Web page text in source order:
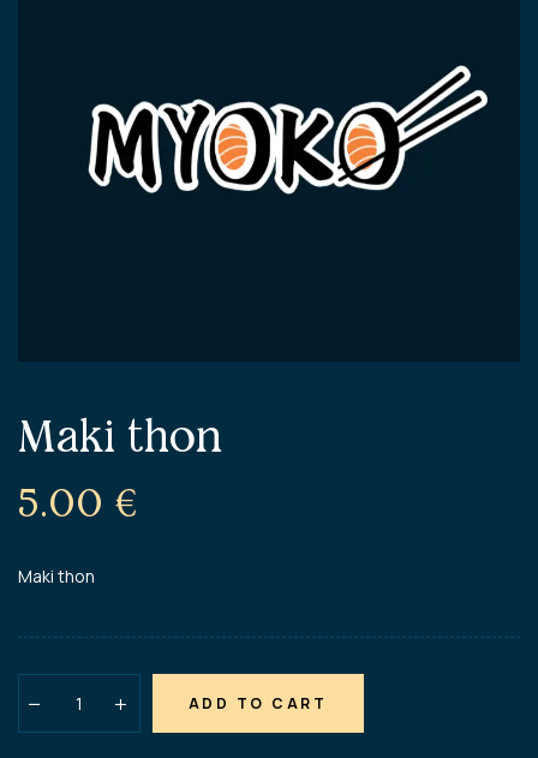
Maki thon
5.00 €
Maki thon
ADD TO CART